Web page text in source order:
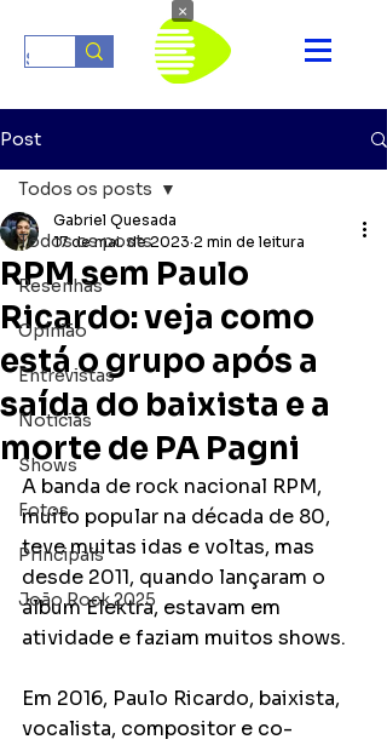
Post
Todos os posts
Resenhas
Opinião
Entrevistas
Notícias
Shows
Fotos
Principais
João Rock 2025
Todos os posts
RPM sem Paulo
Ricardo: veja como
está o grupo após a
saída do baixista e a
morte de PA Pagni
Gabriel Quesada
17 de mai. de 2023 2 min de leitura
A banda de rock nacional RPM,
muito popular na década de 80,
teve muitas idas e voltas, mas
desde 2011, quando lançaram o
álbum Elektra, estavam em
atividade e faziam muitos shows.
Em 2016, Paulo Ricardo, baixista,
vocalista, compositor e co-
×